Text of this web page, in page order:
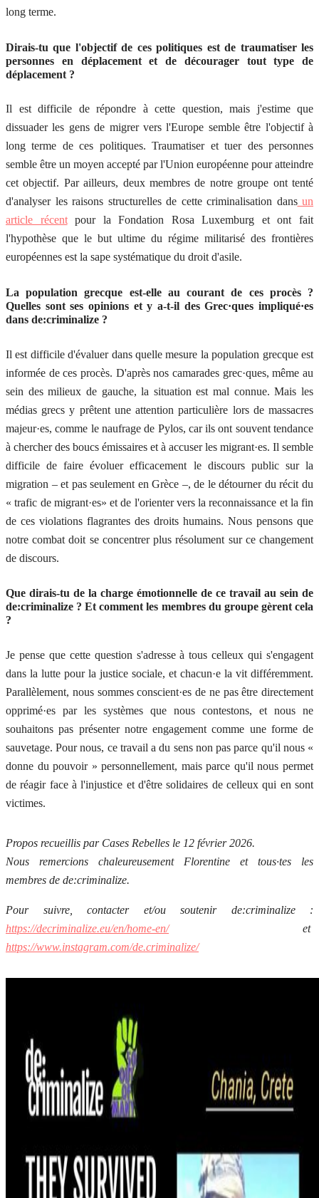
long terme.
Dirais-tu que l'objectif de ces politiques est de traumatiser les
personnes en déplacement et de décourager tout type de
déplacement ?
Il est difficile de répondre à cette question, mais j'estime que
dissuader les gens de migrer vers l'Europe semble être l'objectif à
long terme de ces politiques. Traumatiser et tuer des personnes
semble être un moyen accepté par l'Union européenne pour atteindre
cet objectif. Par ailleurs, deux membres de notre groupe ont tenté
d'analyser les raisons structurelles de cette criminalisation dansun
article récentpour la Fondation Rosa Luxemburg et ont fait
l'hypothèse que le but ultime du régime militarisé des frontières
européennes est la sape systématique du droit d'asile.
La population grecque est-elle au courant de ces procès ?
Quelles sont ses opinions et y a-t-il des Grec·ques impliqué·es
dans de:criminalize ?
Il est difficile d'évaluer dans quelle mesure la population grecque est
informée de ces procès. D'après nos camarades grec·ques, même au
sein des milieux de gauche, la situation est mal connue. Mais les
médias grecs y prêtent une attention particulière lors de massacres
majeur·es, comme le naufrage de Pylos, car ils ont souvent tendance
à chercher des boucs émissaires et à accuser les migrant·es. Il semble
difficile de faire évoluer efficacement le discours public sur la
migration – et pas seulement en Grèce –, de le détourner du récit du
« trafic de migrant·es» et de l'orienter vers la reconnaissance et la fin
de ces violations flagrantes des droits humains. Nous pensons que
notre combat doit se concentrer plus résolument sur ce changement
de discours.
Que dirais-tu de la charge émotionnelle de ce travail au sein de
de:criminalize ? Et comment les membres du groupe gèrent cela
?
Je pense que cette question s'adresse à tous celleux qui s'engagent
dans la lutte pour la justice sociale, et chacun·e la vit différemment.
Parallèlement, nous sommes conscient·es de ne pas être directement
opprimé·es par les systèmes que nous contestons, et nous ne
souhaitons pas présenter notre engagement comme une forme de
sauvetage. Pour nous, ce travail a du sens non pas parce qu'il nous «
donne du pouvoir » personnellement, mais parce qu'il nous permet
de réagir face à l'injustice et d'être solidaires de celleux qui en sont
victimes.
Propos recueillis par Cases Rebelles le 12 février 2026.
Nous remercions chaleureusement Florentine et tous·tes les
membres de de:criminalize.
Pour suivre, contacter et/ou soutenir de:criminalize :
https://decriminalize.eu/en/home-en/et
https://www.instagram.com/de.criminalize/